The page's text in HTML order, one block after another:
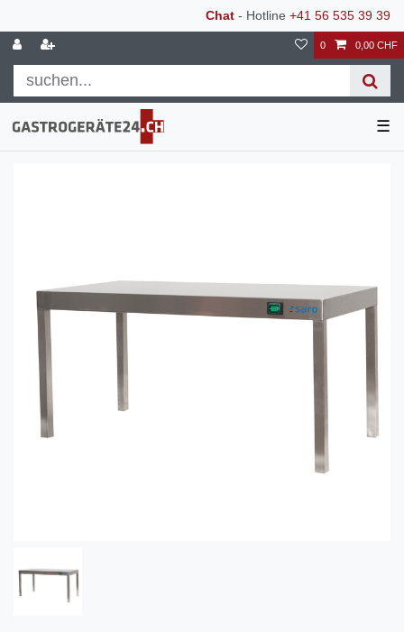
Chat - Hotline +41 56 535 39 39
0 0,00 CHF
☰